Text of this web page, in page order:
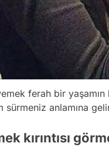
ferah bir yaşamın
sürmeniz anlamına
kırıntısı